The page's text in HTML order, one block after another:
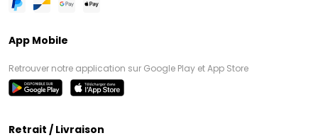
App Mobile
Retrouver notre application sur Google Play et App Store
Retrait / Livraison